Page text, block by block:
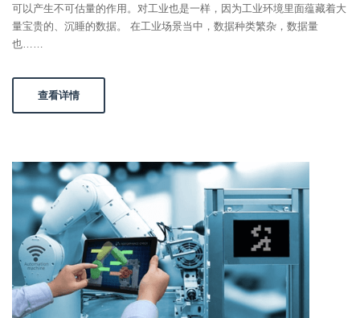
可以产生不可估量的作用。对工业也是一样，因为工业环境里面蕴藏着大
量宝贵的、沉睡的数据。 在工业场景当中，数据种类繁杂，数据量
也……
查看详情